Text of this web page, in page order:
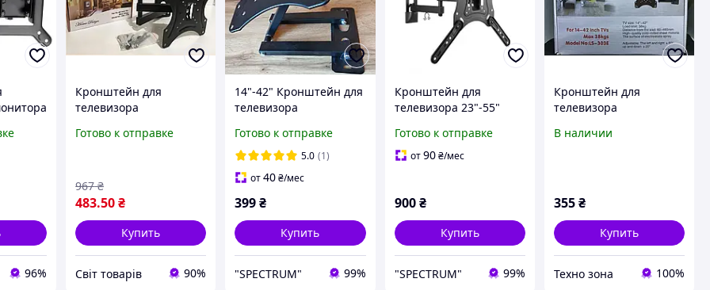
96%
Кронштейн для
телевизора
дюйма настенный
Готово к отправке
483.50₴
967 ₴
Купить
Cвіт товарів 90%
14"-42" Кронштейн для
телевизора
кронштейн для
телевизора на стену
Кронштейн телевизора
Готово к отправке
5.0 (1)
от40₴/мес
399₴
Купить
"SPECTRUM" 99%
Кронштейн для
телевизора 23"-55"
поворотный
кронштейн ITech
Готово к отправке
от90 ₴/мес
900 ₴
Купить
"SPECTRUM" 99%
Кронштейн для
телевизора
HDL-117B Крепление,
В наличии
355₴
Купить
Техно зона 100%